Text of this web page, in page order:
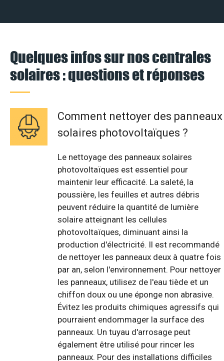
Quelques infos sur nos centrales
solaires : questions et réponses
Comment nettoyer des panneaux
solaires photovoltaïques ?
Le nettoyage des panneaux solaires
photovoltaïques est essentiel pour
maintenir leur efficacité. La saleté, la
poussière, les feuilles et autres débris
peuvent réduire la quantité de lumière
solaire atteignant les cellules
photovoltaïques, diminuant ainsi la
production d'électricité. Il est recommandé
de nettoyer les panneaux deux à quatre fois
par an, selon l'environnement. Pour nettoyer
les panneaux, utilisez de l'eau tiède et un
chiffon doux ou une éponge non abrasive.
Évitez les produits chimiques agressifs qui
pourraient endommager la surface des
panneaux. Un tuyau d'arrosage peut
également être utilisé pour rincer les
panneaux. Pour des installations difficiles